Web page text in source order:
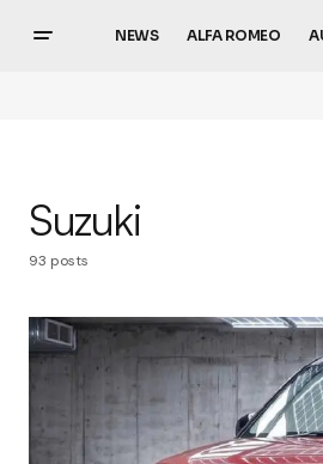
NEWS ALFA ROMEO
Suzuki
93 posts